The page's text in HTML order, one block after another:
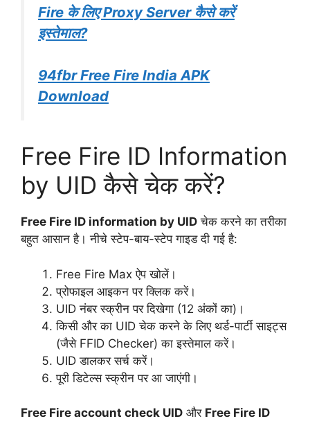
Fire के लिए Proxy Server कैसे करें
इस्तेमाल?
94fbr Free Fire India APK
Download
Free Fire ID Information
by UID कैसे चेक करें?
Free Fire ID information by UID चेक करने का तरीका
बहुत आसान है। नीचे स्टेप-बाय-स्टेप गाइड दी गई है:
Free Fire Max ऐप खोलें।
प्रोफाइल आइकन पर क्लिक करें।
UID नंबर स्क्रीन पर दिखेगा (12 अंकों का)।
किसी और का UID चेक करने के लिए थर्ड-पार्टी साइट्स
(जैसे FFID Checker) का इस्तेमाल करें।
UID डालकर सर्च करें।
पूरी डिटेल्स स्क्रीन पर आ जाएंगी।
Free Fire account check UID और Free Fire ID